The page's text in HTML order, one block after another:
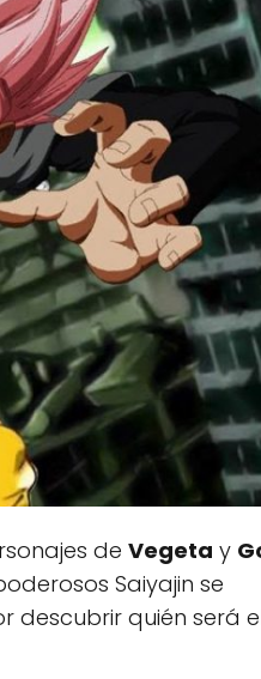
de Vegeta y
Saiyajin se
descubrir quién será